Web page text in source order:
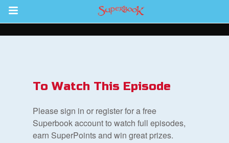
Return to Content
To Watch This Episode
Please sign in or register for a free
Superbook account to watch full episodes,
earn SuperPoints and win great prizes.